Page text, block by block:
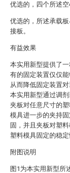
优选的，四个所述空
优选的，所述承载
接板。
有益效果
本实用新型提供了
有的固定装置仅仅
从而降低固定装置
本实用新型通过调
夹板对任意尺寸的
模具进一步的夹持
固，并且夹板对塑
塑料模具固定的稳定
附图说明
图1为本实用新型所